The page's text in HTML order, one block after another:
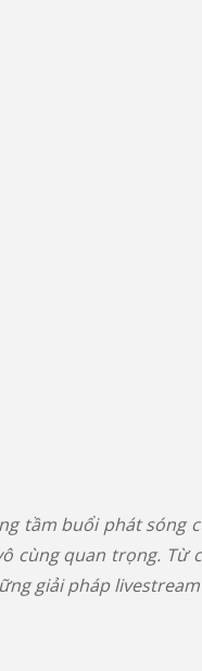
tầm buổi phát sóng
quan trọng.
giải pháp